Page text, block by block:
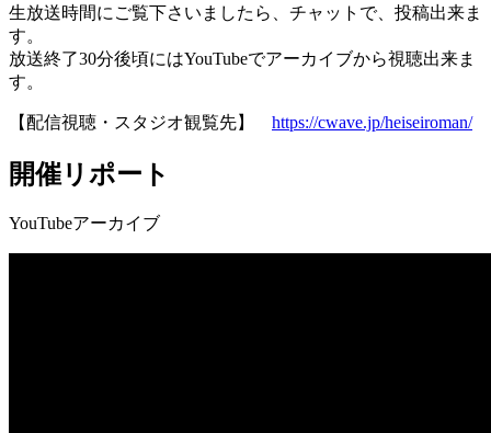
生放送時間にご覧下さいましたら、チャットで、投稿出来ま
す。
放送終了30分後頃にはYouTubeでアーカイブから視聴出来ま
す。
【配信視聴・スタジオ観覧先】 https://cwave.jp/heiseiroman/
開催リポート
YouTubeアーカイブ